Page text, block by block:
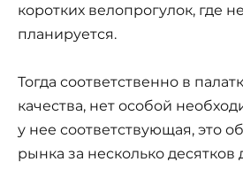
коротких велопрогулок, где
планируется.
Тогда соответственно в
качества, нет особой
у нее соответствующая, это
рынка за несколько десятков